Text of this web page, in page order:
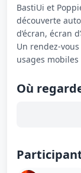
BastiUi et
découverte
d’écran, écran
Un rendez-
usages
Où